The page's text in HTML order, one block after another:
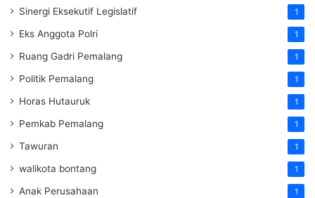
Sinergi Eksekutif Legislatif 1
Eks Anggota Polri 1
Ruang Gadri Pemalang 1
Politik Pemalang 1
Horas Hutauruk 1
Pemkab Pemalang 1
Tawuran 1
walikota bontang 1
Anak Perusahaan 1